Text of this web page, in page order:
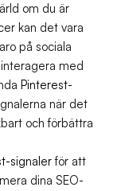
om du är
kan det vara
på sociala
med
Pinterest-
när det
och förbättra
signalerför att
dina SEO-